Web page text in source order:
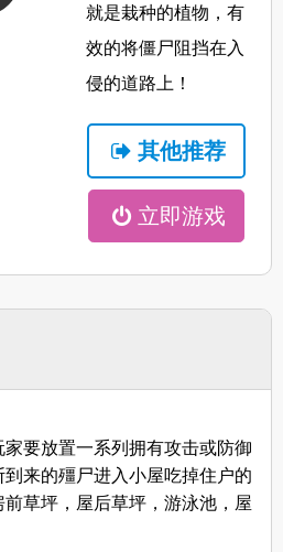
就是栽种的植物，有
效的将僵尸阻挡在入
侵的道路上！
其他推荐
立即游戏
要放置一系列拥有攻击或防御
来的殭尸进入小屋吃掉住户的
草坪，屋后草坪，游泳池，屋